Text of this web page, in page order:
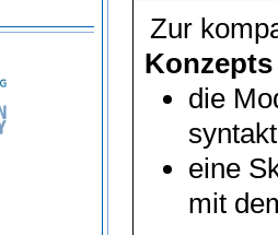
Zur
Konzepts
die
eine
mit